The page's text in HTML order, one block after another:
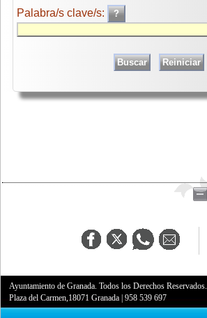
Palabra/s clave/s:
Ayuntamiento de Granada. Todos los Derechos Reservados.
Plaza del Carmen,18071 Granada |958 539 697